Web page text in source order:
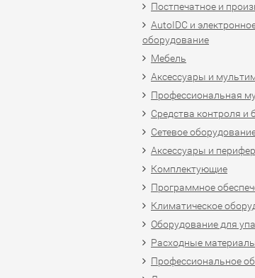
Постпечатное и
AutoIDC и
оборудование
Мебель
Аксессуары и
Профессиональная
Средства контроля и
Сетевое
Аксессуары и
Комплектующие
Программное
Климатическое
Оборудование для
Расходные
Профессиональное